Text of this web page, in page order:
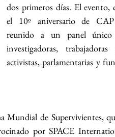
dos primeros días. El evento,
el 10º aniversario de
reunido a un panel único
investigadoras,
activistas, parlamentarias y
de Supervivientes,
por SPACE